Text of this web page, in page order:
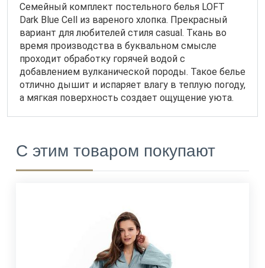
Семейный комплект постельного белья LOFT
Dark Blue Cell из вареного хлопка. Прекрасный
вариант для любителей стиля casual. Ткань во
время производства в буквальном смысле
проходит обработку горячей водой с
добавлением вулканической породы. Такое белье
отлично дышит и испаряет влагу в теплую погоду,
а мягкая поверхность создает ощущение уюта.
С этим товаром покупают